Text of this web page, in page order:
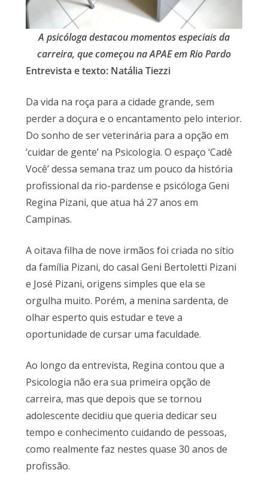
A psicóloga destacou momentos especiais da
carreira, que começou na APAE em Rio Pardo
Entrevista e texto: Natália Tiezzi
Da vida na roça para a cidade grande, sem
perder a doçura e o encantamento pelo interior.
Do sonho de ser veterinária para a opção em
‘cuidar de gente’ na Psicologia. O espaço ‘Cadê
Você’ dessa semana traz um pouco da história
profissional da rio-pardense e psicóloga Geni
Regina Pizani, que atua há 27 anos em
Campinas.
A oitava filha de nove irmãos foi criada no sítio
da família Pizani, do casal Geni Bertoletti Pizani
e José Pizani, origens simples que ela se
orgulha muito. Porém, a menina sardenta, de
olhar esperto quis estudar e teve a
oportunidade de cursar uma faculdade.
Ao longo da entrevista, Regina contou que a
Psicologia não era sua primeira opção de
carreira, mas que depois que se tornou
adolescente decidiu que queria dedicar seu
tempo e conhecimento cuidando de pessoas,
como realmente faz nestes quase 30 anos de
profissão.